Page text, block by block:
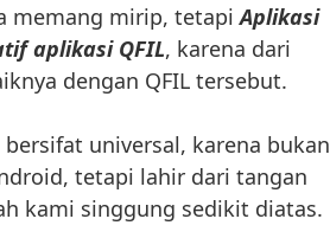
memang mirip, tetapiAplikasi
aplikasi QFIL, karena dari
dengan QFIL tersebut.
universal, karena bukan
tetapi lahir dari tangan
kami singgung sedikit diatas.